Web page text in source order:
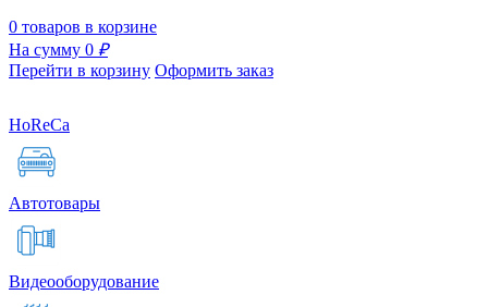
0 товаров в корзине
На сумму 0 ₽
Перейти в корзину Оформить заказ
HoReCa
Автотовары
Видеооборудование